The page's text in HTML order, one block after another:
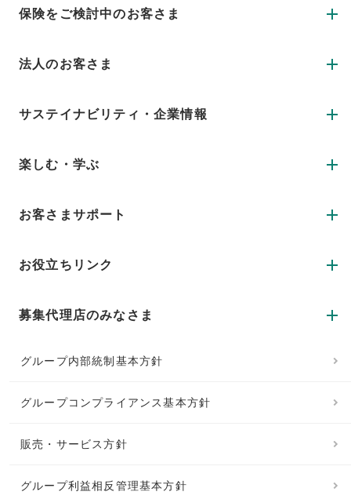
保険をご検討中のお客さま
法人のお客さま
サステイナビリティ・企業情報
楽しむ・学ぶ
お客さまサポート
お役立ちリンク
募集代理店のみなさま
グループ内部統制基本方針
グループコンプライアンス基本方針
販売・サービス方針
グループ利益相反管理基本方針